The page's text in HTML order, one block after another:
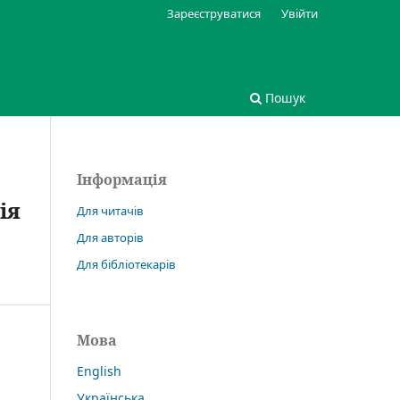
Пошук
Зареєструватися Увійти
Інформація
Для читачів
Для авторів
Для бібліотекарів
Мова
English